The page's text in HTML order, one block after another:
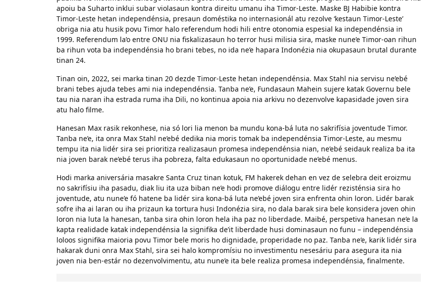
apoiu ba Suharto inklui subar violasaun kontra direitu umanu iha Timor-Leste. Maske BJ Habibie kontra
Timor-Leste hetan independénsia, presaun doméstika no internasionál atu rezolve ‘kestaun Timor-Leste’
obriga nia atu husik povu Timor halo referendum hodi hili entre otonomia espesial ka independénsia in
1999. Referendum la’o entre ONU nia fiskalizasaun ho terror husi milisia sira, maske nune’e Timor-oan rihun
ba rihun vota ba independénsia ho brani tebes, no ida ne’e hapara Indonézia nia okupasaun brutal durante
tinan 24.
Tinan oin, 2022, sei marka tinan 20 dezde Timor-Leste hetan independénsia. Max Stahl nia servisu ne’ebé
brani tebes ajuda tebes ami nia independénsia. Tanba ne’e, Fundasaun Mahein sujere katak Governu bele
tau nia naran iha estrada ruma iha Dili, no kontinua apoia nia arkivu no dezenvolve kapasidade joven sira
atu halo filme.
Hanesan Max rasik rekonhese, nia só lori lia menon ba mundu kona-bá luta no sakrifísia joventude Timor.
Tanba ne’e, ita onra Max Stahl ne’ebé dedika nia moris tomak ba independénsia Timor-Leste, au mesmu
tempu ita nia lidér sira sei prioritiza realizasaun promesa independénsia nian, ne’ebé seidauk realiza ba ita
nia joven barak ne’ebé terus iha pobreza, falta edukasaun no oportunidade ne’ebé menus.
Hodi marka aniversária masakre Santa Cruz tinan kotuk, FM hakerek dehan en vez de selebra deit eroizmu
no sakrifísiu iha pasadu, diak liu ita uza biban ne’e hodi promove diálogu entre lidér rezisténsia sira ho
joventude, atu nune’e fó hatene ba lidér sira kona-bá luta ne’ebé joven sira enfrenta ohin loron. Lidér barak
sofre iha ai laran ou iha prizaun ka tortura husi Indonézia sira, no dala barak sira bele konsidera joven ohin
loron nia luta la hanesan, tanba sira ohin loron hela iha paz no liberdade. Maibé, perspetiva hanesan ne’e la
kapta realidade katak independénsia la signifika de’it liberdade husi dominasaun no funu – independénsia
loloos signifika maioria povu Timor bele moris ho dignidade, properidade no paz. Tanba ne’e, karik lidér sira
hakarak duni onra Max Stahl, sira sei halo kompromísiu no investimentu nesesáriu para asegura ita nia
joven nia ben-estár no dezenvolvimentu, atu nune’e ita bele realiza promesa independénsia, finalmente.